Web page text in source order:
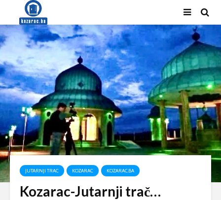
JUTARNJI TRAC KOZARAC KOZARAC.BA
Kozarac-Jutarnji trač…